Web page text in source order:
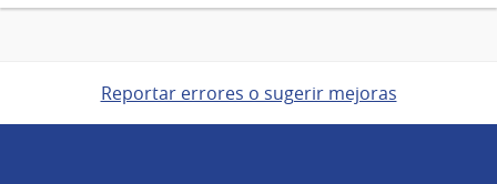
Reportar errores o sugerir mejoras